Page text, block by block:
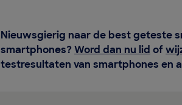
Nieuwsgierig naar de best geteste
smartphones? Word dan nu lid of
testresultaten van smartphones en